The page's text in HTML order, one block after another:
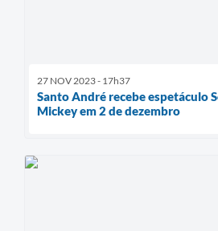
27 NOV 2023 - 17h37
Santo André recebe espetáculo
Mickey em 2 de dezembro